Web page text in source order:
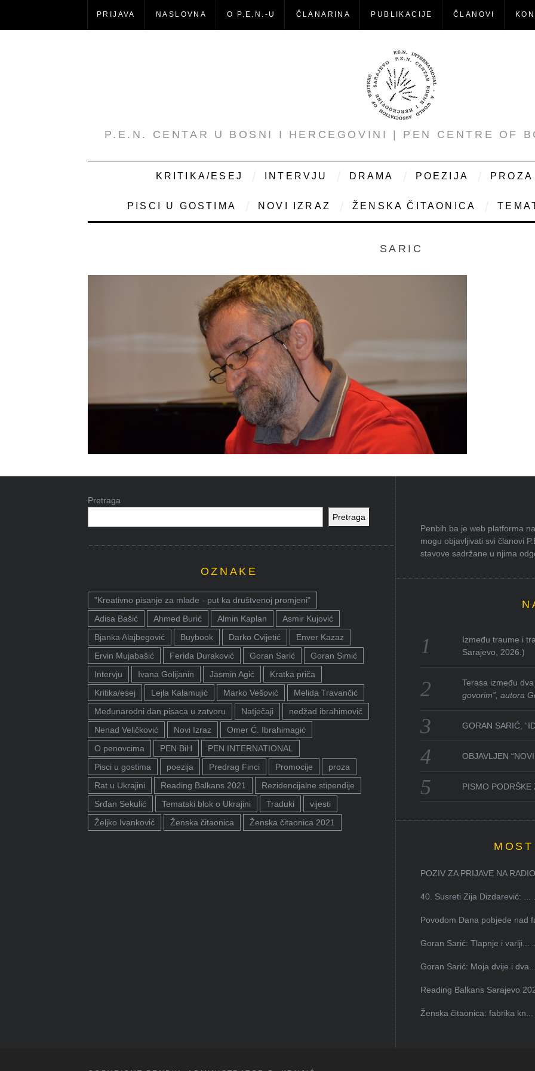
PRIJAVA NASLOVNA O P.E.N.-U ČLANARINA PUBLIKACIJE ČLANOVI
P.E.N. CENTAR U BOSNI I HERCEGOVINI | PEN CENTRE OF
KRITIKA/ESEJ INTERVJU DRAMA POEZIJA PROZA
PISCI U GOSTIMA NOVI IZRAZ ŽENSKA ČITAONICA
SARIC
Pretraga
Pretraga
OZNAKE
"Kreativno pisanje za mlade - put ka društvenoj promjeni"
Adisa Bašić
Ahmed Burić Almin Kaplan
Asmir Kujović
Bjanka Alajbegović
Buybook Darko Cvijetić
Enver Kazaz
Ervin Mujabašić
Ferida Duraković Goran Sarić
Goran Simić
Intervju
Ivana Golijanin Jasmin Agić
Kratka priča
Kritika/esej
Lejla Kalamujić Marko Vešović
Melida Travančić
Međunarodni dan pisaca u zatvoru
Natječaji
nedžad ibrahimović
Nenad Veličković
Novi Izraz
Omer Ć. Ibrahimagić
O penovcima
PEN BiH
PEN INTERNATIONAL
Pisci u gostima
poezija Predrag Finci Promocije
proza
Rat u Ukrajini
Reading Balkans 2021
Rezidencijalne stipendije
Srđan Sekulić
Tematski blok o Ukrajini Traduki
vijesti
Željko Ivanković
Ženska čitaonica Ženska čitaonica 2021
Penbih.ba je web platforma
mogu objavljivati svi članovi
stavove sadržane u njima
Između traume i
Sarajevo, 2026.)
Terasa između
govorim”, autora
GORAN SARIĆ,
OBJAVLJEN
PISMO PODRŠKE
POZIV ZA PRIJAVE NA
40. Susreti Zija Dizdarević: ...
Povodom Dana pobjede nad
Goran Sarić: Tlapnje i varlji...
Goran Sarić: Moja dvije i dva...
Reading Balkans Sarajevo
Ženska čitaonica: fabrika kn...